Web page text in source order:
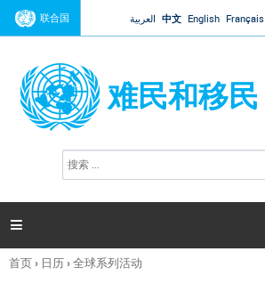
Jump to navigation
联合国 العربية 中文 English Français
难民和移民
搜
索

你
首页› 日历›全球系列活动